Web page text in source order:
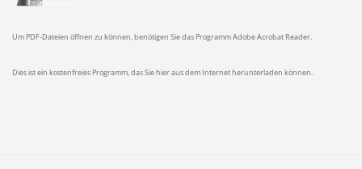
Um PDF-Dateien öffnen zu können, benötigen Sie das Programm Adobe Acrobat Reader.
Dies ist ein kostenfreies Programm, das Sie hier aus dem Internet herunterladen können.